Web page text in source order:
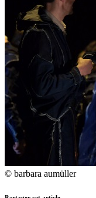
© barbara aumüller